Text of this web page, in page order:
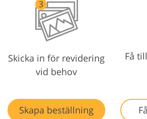
Skicka in för revidering
vid behov
Få
Skapa beställning